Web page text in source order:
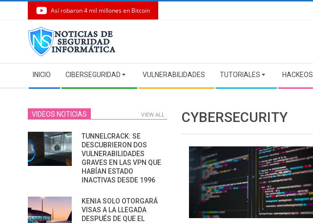
Así robaron 4 mil millones en Bitcoin
Navigation
Menu
INICIO CIBERSEGURIDAD VULNERABILIDADES TUTORIALES HACKEOS
CYBERSECURITY
VIDEOS NOTICIAS VIEW ALL
TUNNELCRACK: SE
DESCUBRIERON DOS
VULNERABILIDADES
GRAVES EN LAS VPN QUE
HABÍAN ESTADO
INACTIVAS DESDE 1996
KENIA SOLO OTORGARÁ
VISAS A LA LLEGADA
DESPUÉS DE QUE EL